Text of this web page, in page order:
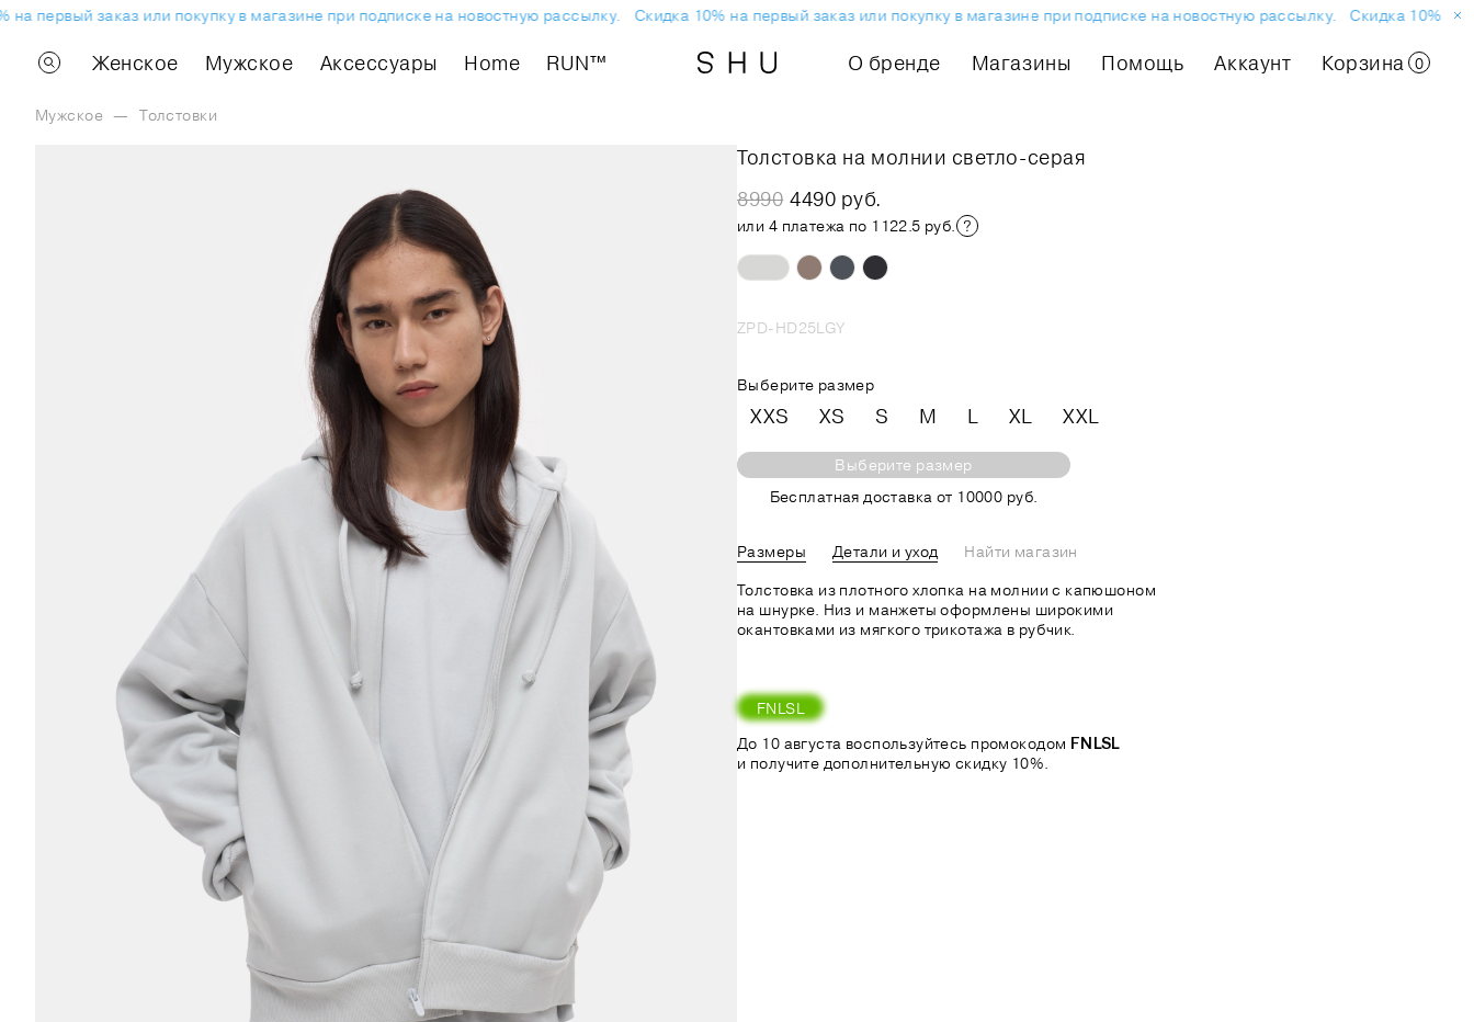
первый заказ или покупку в магазине при подписке на новостную рассылку. Скидка 10% на первый заказ или покупку в магазине при подписке на новостную рассылку. Скидка 10% на
Женское Мужское Аксессуары Home RUN™ О бренде Магазины Помощь Аккаунт Корзина 0
Мужское — Толстовки
Толстовка на молнии светло-серая
8990 4490 руб.
или 4 платежа по 1122.5 руб.
ZPD-HD25LGY
Выберите размер
XXS XS S M L XL XXL
Выберите размер
Бесплатная доставка от 10000 руб.
Размеры Детали и уход
Найти магазин
Толстовка из плотного хлопка на молнии с капюшоном
на шнурке. Низ и манжеты оформлены широкими
окантовками из мягкого трикотажа в рубчик.
FNLSL
До 10 августа воспользуйтесь промокодом FNLSL
и получите дополнительную скидку 10%.